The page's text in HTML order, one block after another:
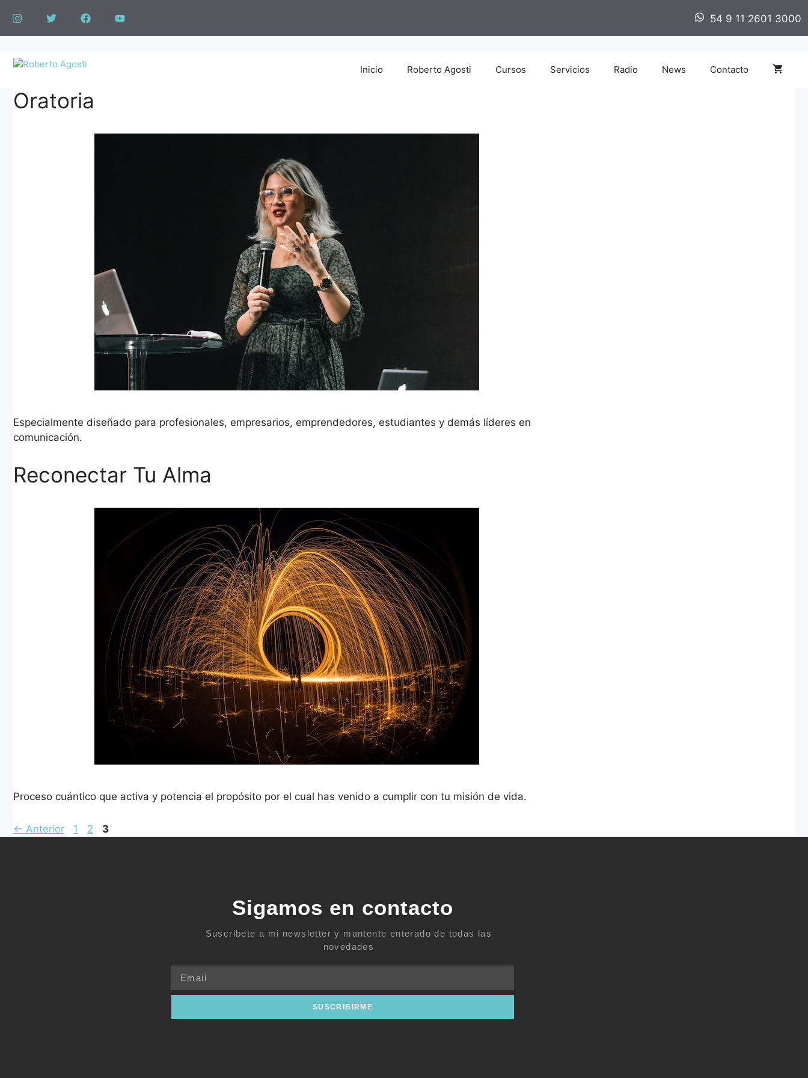
54 9 11 2601 3000
Inicio Roberto Agosti Cursos Servicios Radio News Contacto
Oratoria
Especialmente diseñado para profesionales, empresarios, emprendedores, estudiantes y demás líderes en
comunicación.
Reconectar Tu Alma
Proceso cuántico que activa y potencia el propósito por el cual has venido a cumplir con tu misión de vida.
← Anterior 1 2 3
Sigamos en contacto
Suscribete a mi newsletter y mantente enterado de todas las
novedades
SUSCRIBIRME